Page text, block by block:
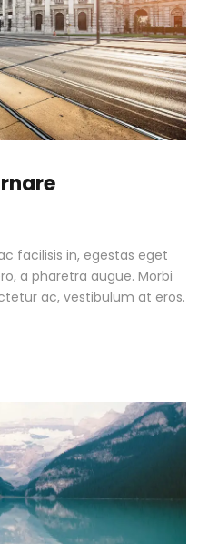
facilisis in, egestas eget
a pharetra augue. Morbi
ac, vestibulum at eros.